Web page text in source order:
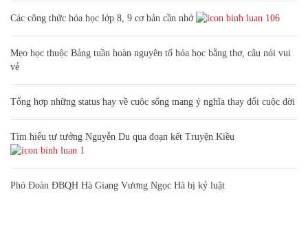
Các công thức hóa học lớp 8, 9 cơ bản cần nhớ 106
Mẹo học thuộc Bảng tuần hoàn nguyên tố hóa học bằng thơ, câu nói vui
vẻ
Tổng hợp những status hay về cuộc sống mang ý nghĩa thay đổi cuộc đời
Tìm hiểu tư tưởng Nguyễn Du qua đoạn kết Truyện Kiều
1
Phó Đoàn ĐBQH Hà Giang Vương Ngọc Hà bị kỷ luật